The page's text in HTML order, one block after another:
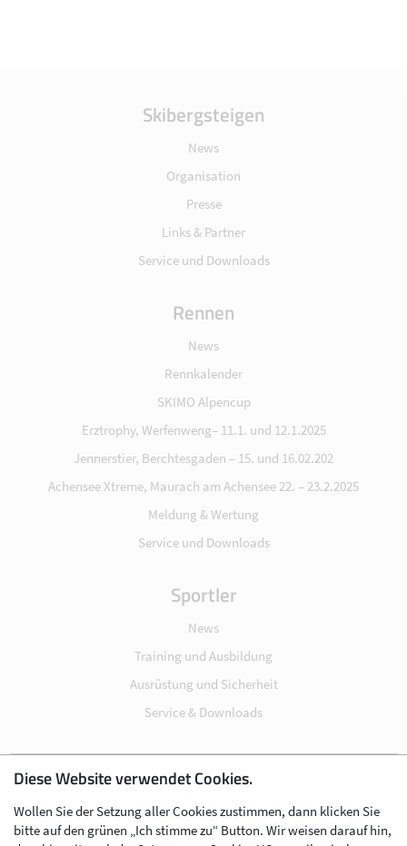
Skibergsteigen
News
Organisation
Presse
Links & Partner
Service und Downloads
Rennen
News
Rennkalender
SKIMO Alpencup
Erztrophy, Werfenweng– 11.1. und 12.1.2025
Jennerstier, Berchtesgaden – 15. und 16.02.202
Achensee Xtreme, Maurach am Achensee 22. – 23.2.2025
Meldung & Wertung
Service und Downloads
Sportler
News
Training und Ausbildung
Ausrüstung und Sicherheit
Service & Downloads
Impressum
Datenschutz
Diese Website verwendet Cookies.
Wollen Sie der Setzung aller Cookies zustimmen, dann klicken Sie
bitte auf den grünen „Ich stimme zu“ Button. Wir weisen darauf hin,